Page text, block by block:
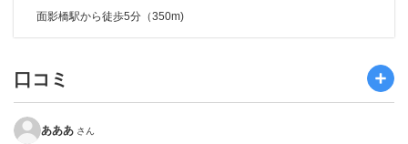
面影橋駅から徒歩5分（350m)
口コミ
あああ さん